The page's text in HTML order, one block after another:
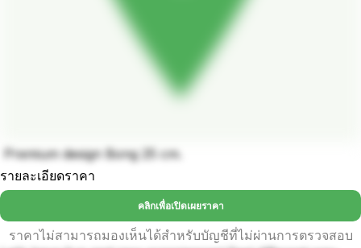
Premium design Bong 25 cm.
รายละเอียดราคา
คลิกเพื่อเปิดเผยราคา
ราคาไม่สามารถมองเห็นได้สำหรับบัญชีที่ไม่ผ่านการตรวจสอบ